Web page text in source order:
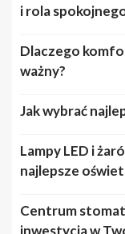
i rola
Dlaczego
ważny?
Jak wybrać
Lampy LED i
najlepsze
Centrum
inwestycja w